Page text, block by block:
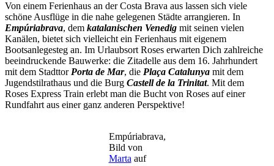
Von einem Ferienhaus an der Costa Brava aus lassen sich viele
schöne Ausflüge in die nahe gelegenen Städte arrangieren. In
Empúriabrava, dem katalanischen Venedig mit seinen vielen
Kanälen, bietet sich vielleicht ein Ferienhaus mit eigenem
Bootsanlegesteg an. Im Urlaubsort Roses erwarten Dich zahlreiche
beeindruckende Bauwerke: die Zitadelle aus dem 16. Jahrhundert
mit dem Stadttor Porta de Mar, die Plaça Catalunya mit dem
Jugendstilrathaus und die Burg Castell de la Trinitat. Mit dem
Roses Express Train erlebt man die Bucht von Roses auf einer
Rundfahrt aus einer ganz anderen Perspektive!
Empúriabrava,
Bild von
Marta auf